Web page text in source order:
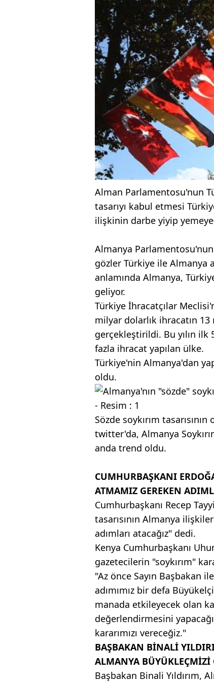
Alman Parlamentosu'nun
tasarıyı kabul etmesi
ilişkinin darbe yiyip
Almanya Parlamentosu'nun
gözler Türkiye ile Almanya
anlamında Almanya,
geliyor.
Türkiye İhracatçılar
milyar dolarlık ihracatın
gerçekleştirildi. Bu yılın ilk
fazla ihracat yapılan ülke.
Türkiye'nin Almanya'dan
oldu.
Sözde soykırım
twitter'da, Almanya
anda trend oldu.
CUMHURBAŞKANI
ATMAMIZ GEREKEN
Cumhurbaşkanı Recep
tasarısının Almanya
adımları atacağız" dedi.
Kenya Cumhurbaşkanı
gazetecilerin "soykırım"
"Az önce Sayın Başbakan
adımımız bir defa
manada etkileyecek olan
değerlendirmesini
kararımızı vereceğiz."
BAŞBAKAN BİNALİ
ALMANYA BÜYÜKLEÇMİZİ
Başbakan Binali Yıldırım,